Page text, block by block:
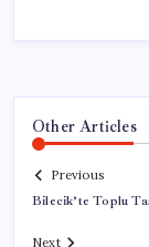
Other Articles
Previous
Bilecik’te Toplu
Next